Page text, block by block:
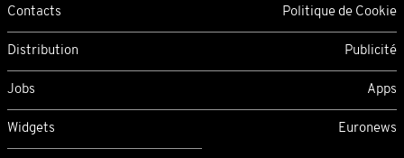
Contacts Politique de Cookie
Distribution Publicité
Jobs Apps
Widgets Euronews